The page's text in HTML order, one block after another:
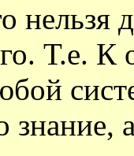
нельзя
Т.е.